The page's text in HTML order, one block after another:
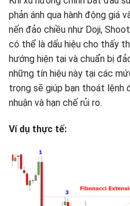
phản ánh qua hành động giá
nến đảo chiều như Doji,
có thể là dấu hiệu cho thấy
hướng hiện tại và chuẩn bị
những tín hiệu này tại các
trọng sẽ giúp bạn thoát lệnh
nhuận và hạn chế rủi ro.
Ví dụ thực tế: